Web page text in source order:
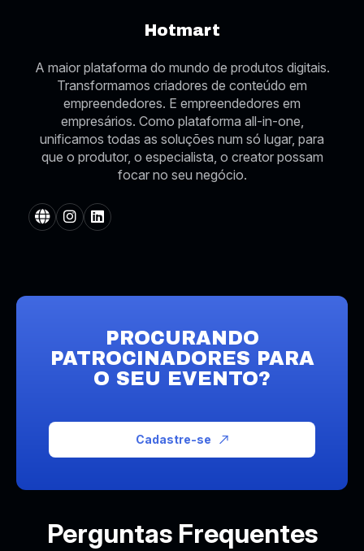
Hotmart
A maior plataforma do mundo de produtos digitais.
Transformamos criadores de conteúdo em
empreendedores. E empreendedores em
empresários. Como plataforma all-in-one,
unificamos todas as soluções num só lugar, para
que o produtor, o especialista, o creator possam
focar no seu negócio.
PROCURANDO
PATROCINADORES PARA
O SEU EVENTO?
Cadastre-se
Perguntas Frequentes